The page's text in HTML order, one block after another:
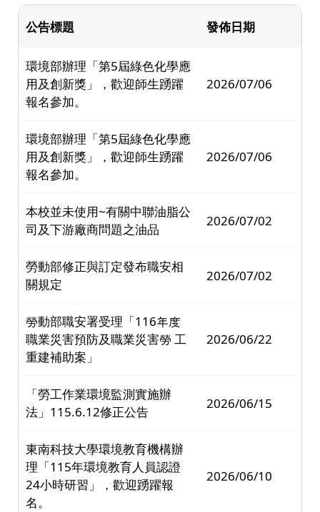
公告標題 發佈日期
環境部辦理「第5屆綠色化學應
用及創新獎」，歡迎師生踴躍
報名參加。
2026/07/06
環境部辦理「第5屆綠色化學應
用及創新獎」，歡迎師生踴躍
報名參加。
2026/07/06
本校並未使用~有關中聯油脂公
司及下游廠商問題之油品
2026/07/02
勞動部修正與訂定發布職安相
關規定
2026/07/02
勞動部職安署受理「116年度
職業災害預防及職業災害勞 工
重建補助案」
2026/06/22
「勞工作業環境監測實施辦
法」115.6.12修正公告
2026/06/15
東南科技大學環境教育機構辦
理「115年環境教育人員認證
24小時研習」，歡迎踴躍報
名。
2026/06/10